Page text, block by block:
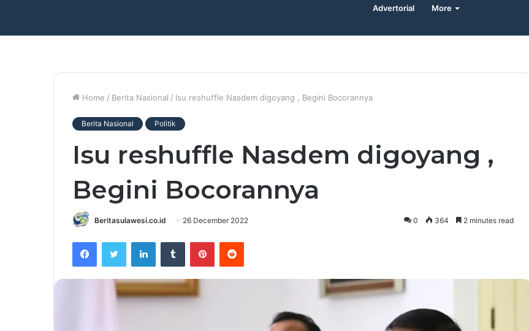
Advertorial More
Home / Berita Nasional / Isu reshuffle Nasdem digoyang , Begini Bocorannya
Berita Nasional Politik
Isu reshuffle Nasdem digoyang ,
Begini Bocorannya
Beritasulawesi.co.id 26 December 2022 0 364 2 minutes read